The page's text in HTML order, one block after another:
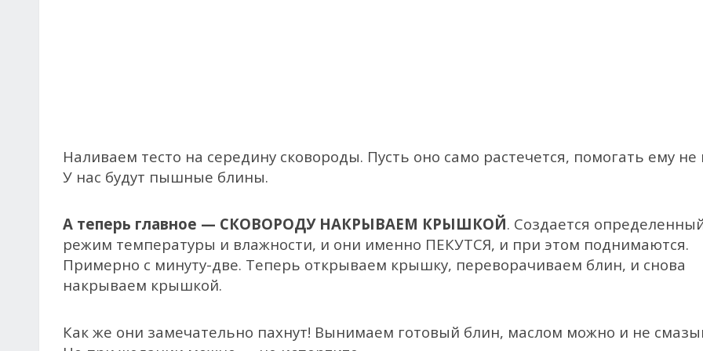
Наливаем тесто на середину сковороды. Пусть оно само растечется, помогать ему не
У нас будут пышные блины.
А теперь главное — СКОВОРОДУ НАКРЫВАЕМ КРЫШКОЙ. Создается
режим температуры и влажности, и они именно ПЕКУТСЯ, и при этом поднимаются.
Примерно с минуту-две. Теперь открываем крышку, переворачиваем блин, и снова
накрываем крышкой.
Как же они замечательно пахнут! Вынимаем готовый блин, маслом можно и не